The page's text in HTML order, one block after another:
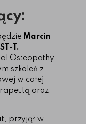
Marcin
T.
Osteopathy
szkoleń z
w całej
oraz
przyjął w